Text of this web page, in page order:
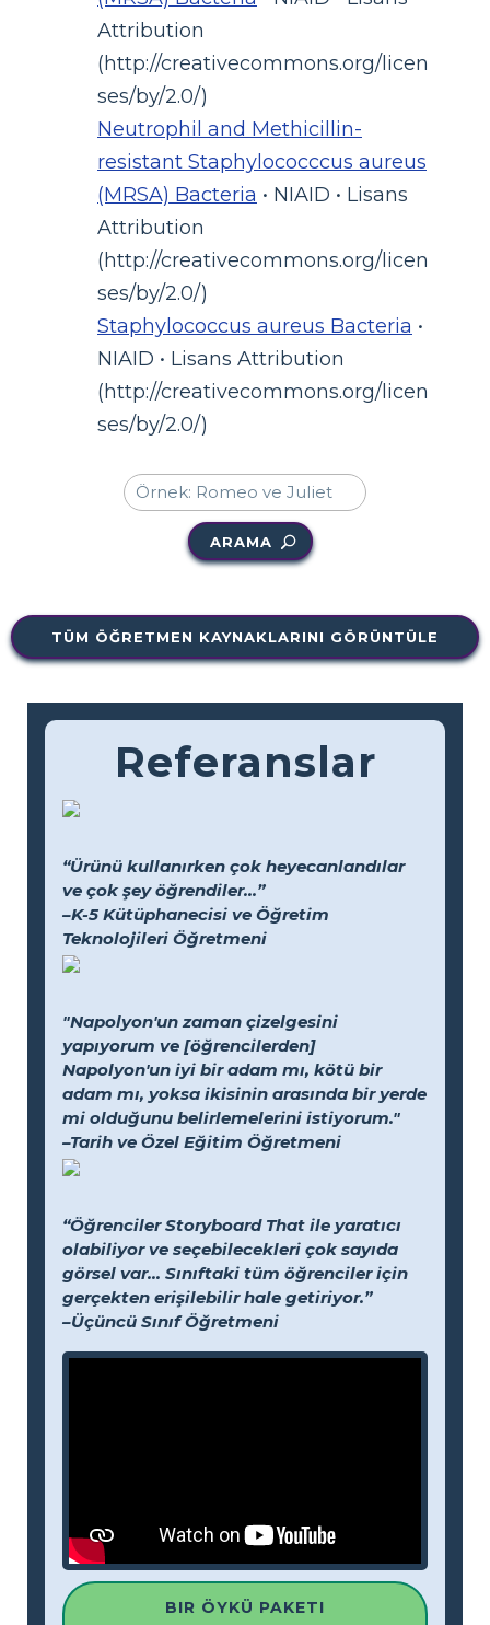
Attribution
(http://creativecommons.org/licen
ses/by/2.0/)
Neutrophil and Methicillin-
resistant Staphylococccus aureus
(MRSA) Bacteria • NIAID • Lisans
Attribution
(http://creativecommons.org/licen
ses/by/2.0/)
Staphylococcus aureus Bacteria •
NIAID • Lisans Attribution
(http://creativecommons.org/licen
ses/by/2.0/)
ARAMA
TÜM ÖĞRETMEN KAYNAKLARINI GÖRÜNTÜLE
Referanslar
“Ürünü kullanırken çok heyecanlandılar
ve çok şey öğrendiler...”
–K-5 Kütüphanecisi ve Öğretim
Teknolojileri Öğretmeni
"Napolyon'un zaman çizelgesini
yapıyorum ve [öğrencilerden]
Napolyon'un iyi bir adam mı, kötü bir
adam mı, yoksa ikisinin arasında bir yerde
mi olduğunu belirlemelerini istiyorum."
–Tarih ve Özel Eğitim Öğretmeni
“Öğrenciler Storyboard That ile yaratıcı
olabiliyor ve seçebilecekleri çok sayıda
görsel var... Sınıftaki tüm öğrenciler için
gerçekten erişilebilir hale getiriyor.”
–Üçüncü Sınıf Öğretmeni
BIR ÖYKÜ PAKETI